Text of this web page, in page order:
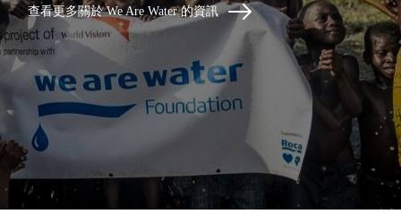
查看更多關於 We Are Water 的資訊